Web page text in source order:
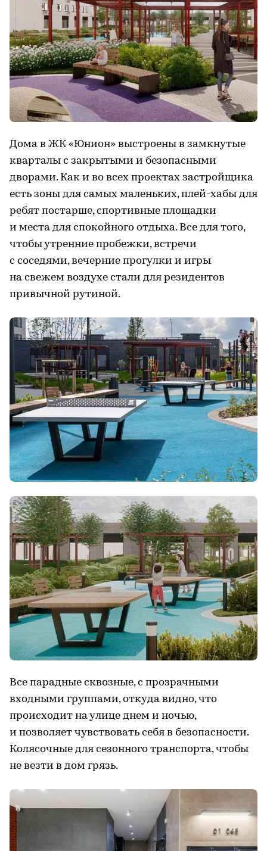
Дома в ЖК «Юнион» выстроены в замкнутые
кварталы с закрытыми и безопасными
дворами. Как и во всех проектах застройщика
есть зоны для самых маленьких, плей-хабы для
ребят постарше, спортивные площадки
и места для спокойного отдыха. Все для того,
чтобы утренние пробежки, встречи
с соседями, вечерние прогулки и игры
на свежем воздухе стали для резидентов
привычной рутиной.
Все парадные сквозные, с прозрачными
входными группами, откуда видно, что
происходит на улице днем и ночью,
и позволяет чувствовать себя в безопасности.
Колясочные для сезонного транспорта, чтобы
не везти в дом грязь.